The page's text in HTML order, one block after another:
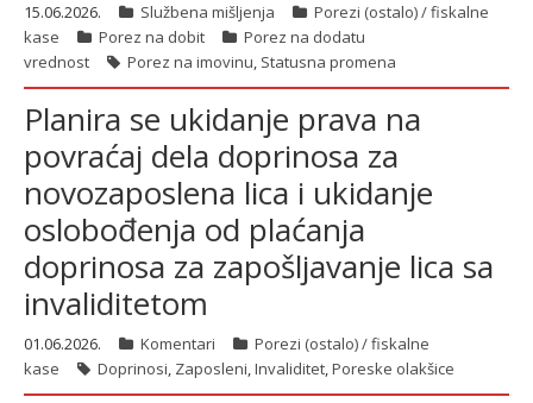
15.06.2026. Službena mišljenja
Porezi (ostalo) / fiskalne
kase
Porez na dobit
Porez na dodatu
vrednost
Porez na imovinu, Statusna promena
Planira se ukidanje prava na
povraćaj dela doprinosa za
novozaposlena lica i ukidanje
oslobođenja od plaćanja
doprinosa za zapošljavanje lica sa
invaliditetom
01.06.2026. Komentari
Porezi (ostalo) / fiskalne
kase
Doprinosi, Zaposleni,Invaliditet,Poreske olakšice